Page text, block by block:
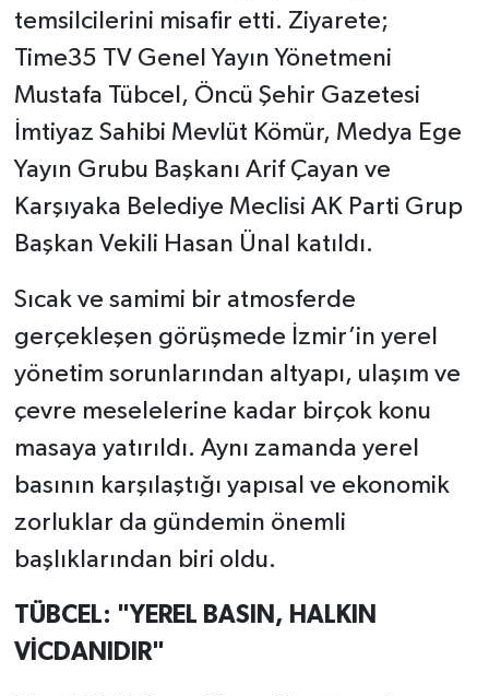
temsilcilerini misafir etti. Ziyarete;
Time35 TV Genel Yayın Yönetmeni
Mustafa Tübcel, Öncü Şehir Gazetesi
İmtiyaz Sahibi Mevlüt Kömür, Medya Ege
Yayın Grubu Başkanı Arif Çayan ve
Karşıyaka Belediye Meclisi AK Parti Grup
Başkan Vekili Hasan Ünal katıldı.
Sıcak ve samimi bir atmosferde
gerçekleşen görüşmede İzmir’in yerel
yönetim sorunlarından altyapı, ulaşım ve
çevre meselelerine kadar birçok konu
masaya yatırıldı. Aynı zamanda yerel
basının karşılaştığı yapısal ve ekonomik
zorluklar da gündemin önemli
başlıklarından biri oldu.
TÜBCEL: "YEREL BASIN, HALKIN
VİCDANIDIR"